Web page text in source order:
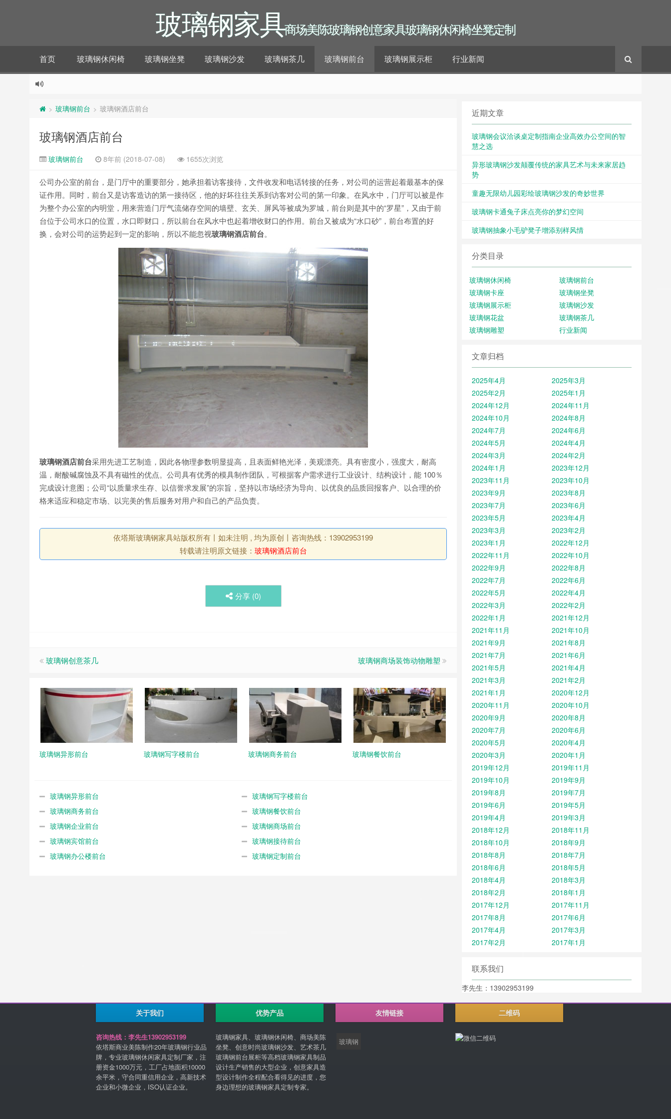
玻璃钢家具商场美陈玻璃钢创意家具玻璃钢休闲椅坐凳定制
首页 玻璃钢休闲椅 玻璃钢坐凳 玻璃钢沙发 玻璃钢茶几 玻璃钢前台 玻璃钢展示柜 行业新闻
> 玻璃钢前台 > 玻璃钢酒店前台
玻璃钢酒店前台
玻璃钢前台 8年前 (2018-07-08) 1655次浏览
公司办公室的前台，是门厅中的重要部分，她承担着访客接待，文件收发和电话转接的任务，对公司的运营起着最基本的保
证作用。同时，前台又是访客造访的第一接待区，他的好坏往往关系到访客对公司的第一印象。在风水中，门厅可以被是作
为整个办公室的内明堂，用来营造门厅气流储存空间的墙壁、玄关、屏风等被成为罗城，前台则是其中的“罗星”，又由于前
台位于公司水口的位置，水口即财口，所以前台在风水中也起着增收财口的作用。前台又被成为“水口砂”，前台布置的好
换，会对公司的运势起到一定的影响，所以不能忽视玻璃钢酒店前台。
玻璃钢酒店前台采用先进工艺制造，因此各物理参数明显提高，且表面鲜艳光泽，美观漂亮。具有密度小，强度大，耐高
温，耐酸碱腐蚀及不具有磁性的优点。公司具有优秀的模具制作团队，可根据客户需求进行工业设计、结构设计，能 100％
完成设计意图；公司“以质量求生存、以信誉求发展”的宗旨，坚持以市场经济为导向、以优良的品质回报客户、以合理的价
格来适应和稳定市场、以完美的售后服务对用户和自己的产品负责。
依塔斯玻璃钢家具站版权所有丨如未注明 , 均为原创丨咨询热线：13902953199
转载请注明原文链接： 玻璃钢酒店前台
分享 (0)
玻璃钢创意茶几 玻璃钢商场装饰动物雕塑
玻璃钢异形前台 玻璃钢写字楼前台 玻璃钢商务前台 玻璃钢餐饮前台
玻璃钢异形前台
玻璃钢写字楼前台
玻璃钢商务前台
玻璃钢餐饮前台
玻璃钢企业前台
玻璃钢商场前台
玻璃钢宾馆前台
玻璃钢接待前台
玻璃钢办公楼前台
玻璃钢定制前台
近期文章
玻璃钢会议洽谈桌定制指南企业高效办公空间的智
慧之选
异形玻璃钢沙发颠覆传统的家具艺术与未来家居趋
势
童趣无限幼儿园彩绘玻璃钢沙发的奇妙世界
玻璃钢卡通兔子床点亮你的梦幻空间
玻璃钢抽象小毛驴凳子增添别样风情
分类目录
玻璃钢休闲椅
玻璃钢前台
玻璃钢卡座
玻璃钢坐凳
玻璃钢展示柜
玻璃钢沙发
玻璃钢花盆
玻璃钢茶几
玻璃钢雕塑
行业新闻
文章归档
2025年4月
2025年3月
2025年2月
2025年1月
2024年12月
2024年11月
2024年10月
2024年8月
2024年7月
2024年6月
2024年5月
2024年4月
2024年3月
2024年2月
2024年1月
2023年12月
2023年11月
2023年10月
2023年9月
2023年8月
2023年7月
2023年6月
2023年5月
2023年4月
2023年3月
2023年2月
2023年1月
2022年12月
2022年11月
2022年10月
2022年9月
2022年8月
2022年7月
2022年6月
2022年5月
2022年4月
2022年3月
2022年2月
2022年1月
2021年12月
2021年11月
2021年10月
2021年9月
2021年8月
2021年7月
2021年6月
2021年5月
2021年4月
2021年3月
2021年2月
2021年1月
2020年12月
2020年11月
2020年10月
2020年9月
2020年8月
2020年7月
2020年6月
2020年5月
2020年4月
2020年3月
2020年1月
2019年12月
2019年11月
2019年10月
2019年9月
2019年8月
2019年7月
2019年6月
2019年5月
2019年4月
2019年3月
2018年12月
2018年11月
2018年10月
2018年9月
2018年8月
2018年7月
2018年6月
2018年5月
2018年4月
2018年3月
2018年2月
2018年1月
2017年12月
2017年11月
2017年8月
2017年6月
2017年4月
2017年3月
2017年2月
2017年1月
联系我们
李先生：13902953199
关于我们
咨询热线：李先生13902953199
依塔斯商业美陈制作20年玻璃钢行业品
牌，专业玻璃钢休闲家具定制厂家，注
册资金1000万元，工厂占地面积10000
余平米，守合同重信用企业，高新技术
企业和小微企业，ISO认证企业。
优势产品
玻璃钢家具、玻璃钢休闲椅、商场美陈
坐凳、创意时尚玻璃钢沙发、艺术茶几
玻璃钢前台展柜等高档玻璃钢家具制品
设计生产销售的大型企业，创意家具造
型设计制作全程配合看得见的进度，您
身边理想的玻璃钢家具定制专家。
友情链接
玻璃钢
二维码